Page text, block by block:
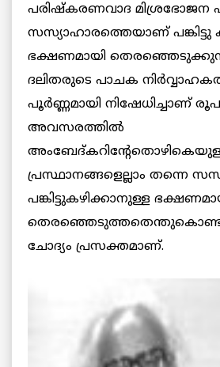
പരിഷ്കരണവാദ മിശ്രഭോജന
സസ്യാഹാരത്തെയാണ് പങ്കിട്ടു
ഭക്ഷണമായി
ദലിതരുടെ പാചക
പൂര്‍ണ്ണമായി നിഷേധിച്ചാണ്
അവസരത്തില്‍
പ്രസ്ഥാനങ്ങളെല്ലാം തന്നെ
പങ്കിട്ടുകഴിക്കാനുള്ള
ചോദ്യം പ്രസക്തമാണ്.